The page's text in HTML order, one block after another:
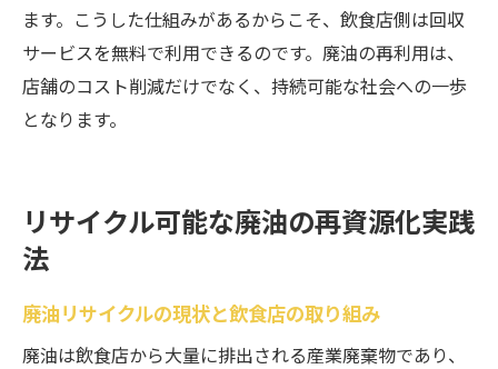
ます。こうした仕組みがあるからこそ、飲食店側は回収
サービスを無料で利用できるのです。廃油の再利用は、
店舗のコスト削減だけでなく、持続可能な社会への一歩
となります。
リサイクル可能な廃油の再資源化実践
法
廃油リサイクルの現状と飲食店の取り組み
廃油は飲食店から大量に排出される産業廃棄物であり、